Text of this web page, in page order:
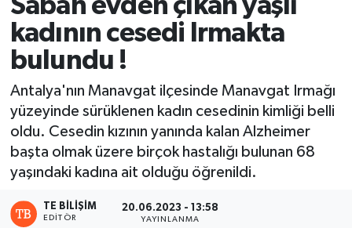
Sabah evden çıkan yaşlı
kadının cesedi Irmakta
bulundu !
Antalya'nın Manavgat ilçesinde Manavgat Irmağı
yüzeyinde sürüklenen kadın cesedinin kimliği belli
oldu. Cesedin kızının yanında kalan Alzheimer
başta olmak üzere birçok hastalığı bulunan 68
yaşındaki kadına ait olduğu öğrenildi.
TE BILIŞIM
EDITÖR
20.06.2023 - 13:58
YAYINLANMA
Antalya Trafik Yoğunluk Haritası
Süper Lig Puan Durumu ve Fikstür
Tüm Manşetler
Son Dakika Haberleri